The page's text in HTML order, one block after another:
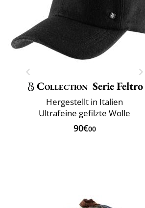
Collection Serie Feltro
Hergestellt in Italien
Ultrafeine gefilzte Wolle
90€00